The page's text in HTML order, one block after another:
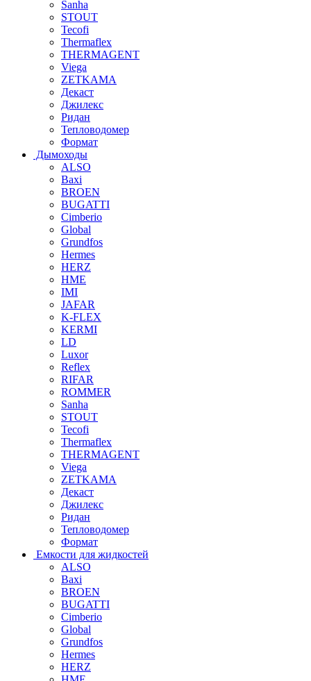
Sanha
STOUT
Tecofi
Thermaflex
THERMAGENT
Viega
ZETKAMA
Декаст
Джилекс
Ридан
Тепловодомер
Формат
Дымоходы
ALSO
Baxi
BROEN
BUGATTI
Cimberio
Global
Grundfos
Hermes
HERZ
HME
IMI
JAFAR
K-FLEX
KERMI
LD
Luxor
Reflex
RIFAR
ROMMER
Sanha
STOUT
Tecofi
Thermaflex
THERMAGENT
Viega
ZETKAMA
Декаст
Джилекс
Ридан
Тепловодомер
Формат
Емкости для жидкостей
ALSO
Baxi
BROEN
BUGATTI
Cimberio
Global
Grundfos
Hermes
HERZ